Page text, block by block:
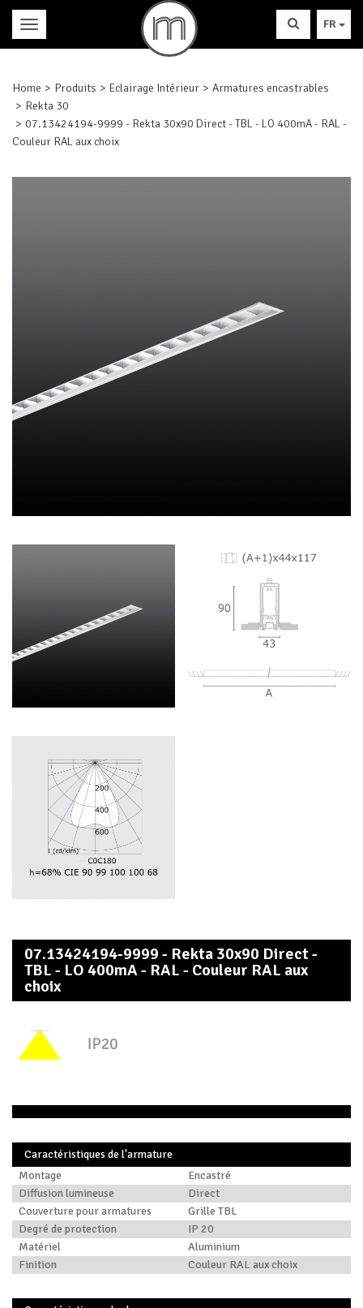
FR
Home Produits Eclairage Intérieur
Armatures encastrables
Rekta 30
07.13424194-9999 - Rekta 30x90 Direct - TBL - LO 400mA - RAL -
Couleur RAL aux choix
07.13424194-9999 - Rekta 30x90 Direct -
TBL - LO 400mA - RAL - Couleur RAL aux
choix
Caractéristiques de l'armature
Montage
Encastré
Diffusion lumineuse
Direct
Couverture pour armatures
Grille TBL
Degré de protection
IP 20
Matériel
Aluminium
Finition
Couleur RAL aux choix